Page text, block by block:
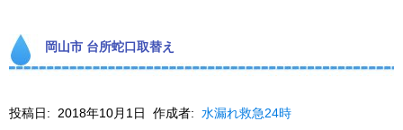
岡山市 台所蛇口取替え
投稿日: 2018年10月1日 作成者: 水漏れ救急24時